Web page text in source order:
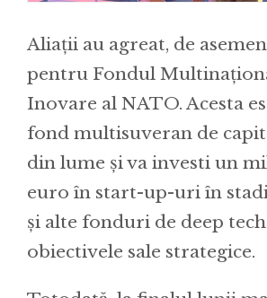
Aliații au agreat, de
pentru Fondul
Inovare al NATO. Acesta
fond multisuveran de
din lume și va investi un
euro în start-up-uri în
și alte fonduri de deep
obiectivele sale strategice.